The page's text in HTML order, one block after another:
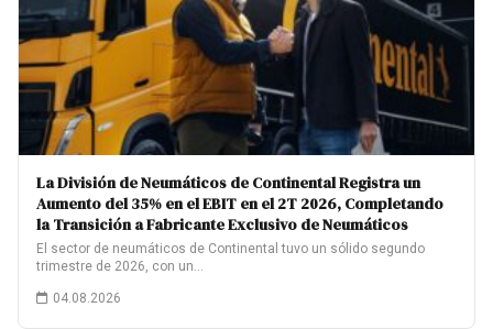
La División de Neumáticos de Continental Registra un
Aumento del 35% en el EBIT en el 2T 2026, Completando
la Transición a Fabricante Exclusivo de Neumáticos
El sector de neumáticos de Continental tuvo un sólido segundo
trimestre de 2026, con un…
04.08.2026